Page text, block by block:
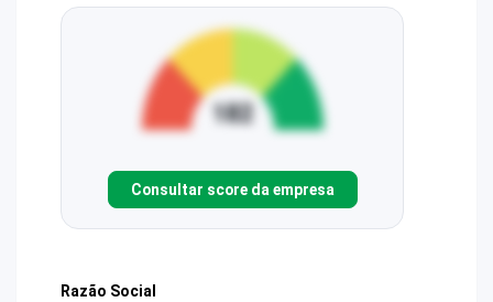
Consultar score da empresa
Razão Social